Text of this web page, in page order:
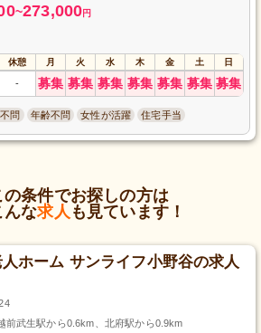
~273,000円
休憩 月 火 水 木 金 土 日
- 募集 募集 募集 募集 募集 募集 募集
問 年齢不問 女性が活躍 住宅手当
の条件でお探しの方は
んな求人 も見ています！
ホーム サンライフ小野谷の求人
前武生駅から0.6km、北府駅から0.9km